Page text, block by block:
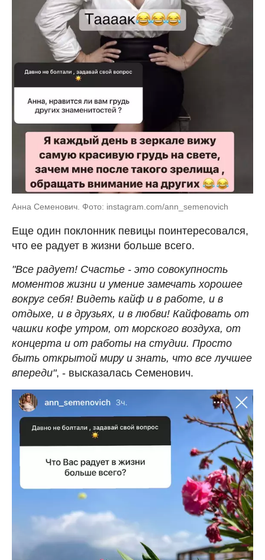
Анна Семенович. Фото: instagram.com/ann_semenovich
Еще один поклонник певицы поинтересовался,
что ее радует в жизни больше всего.
"Все радует! Счастье - это совокупность
моментов жизни и умение замечать хорошее
вокруг себя! Видеть кайф и в работе, и в
отдыхе, и в друзьях, и в любви! Кайфовать от
чашки кофе утром, от морского воздуха, от
концерта и от работы на студии. Просто
быть открытой миру и знать, что все лучшее
впереди", - высказалась Семенович.